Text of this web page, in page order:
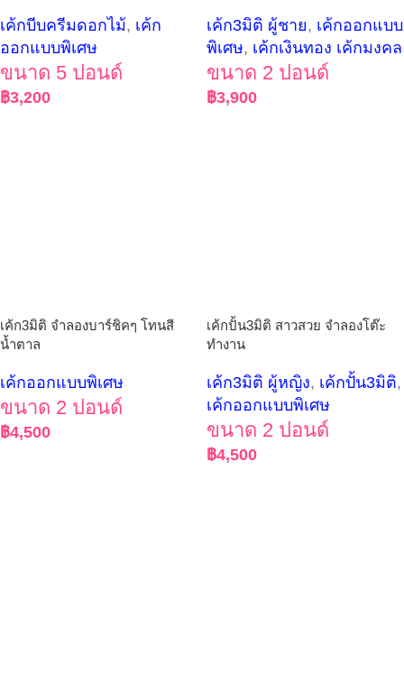
เค้กบีบครีมดอกไม้, เค้ก
ออกแบบพิเศษ
ขนาด 5 ปอนด์
฿3,200
เค้ก3มิติ ผู้ชาย, เค้กออกแบบ
พิเศษ, เค้กเงินทอง เค้กมงคล
ขนาด 2 ปอนด์
฿3,900
เค้ก3มิติ จำลองบาร์ชิคๆ โทนสี
น้ำตาล
เค้กออกแบบพิเศษ
ขนาด 2 ปอนด์
฿4,500
เค้กปั้น3มิติ สาวสวย จำลองโต๊ะ
ทำงาน
เค้ก3มิติ ผู้หญิง, เค้กปั้น3มิติ,
เค้กออกแบบพิเศษ
ขนาด 2 ปอนด์
฿4,500